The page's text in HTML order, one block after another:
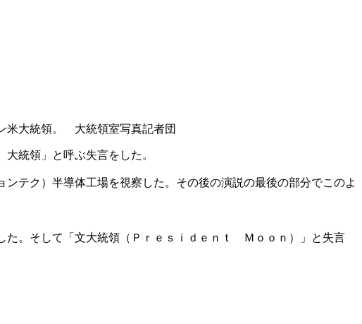
米大統領。 大統領室写真記者団
統領」と呼ぶ失言をした。
テク）半導体工場を視察した。その後の演説の最後の部分でこのよ
た。そして「文大統領（Ｐｒｅｓｉｄｅｎｔ Ｍｏｏｎ）」と失言